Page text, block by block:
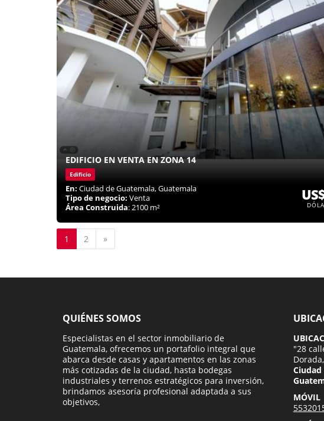
EDIFICIO EN VENTA EN ZONA 14
Edificio
En: Ciudad de Guatemala, Guatemala
Tipo de negocio: Venta
Área Construida: 2100 m²
1 2 »
QUIÉNES SOMOS
Especialistas en el sector inmobiliario de
Guatemala, ofrecemos un portafolio integral que
abarca desde casas y apartamentos en las zonas
más cotizadas de la ciudad, hasta bodegas
industriales y terrenos estratégicos para inversión,
brindamos asesoría profesional adaptada a sus
objetivos,
"28
Ciudad
MÓVIL